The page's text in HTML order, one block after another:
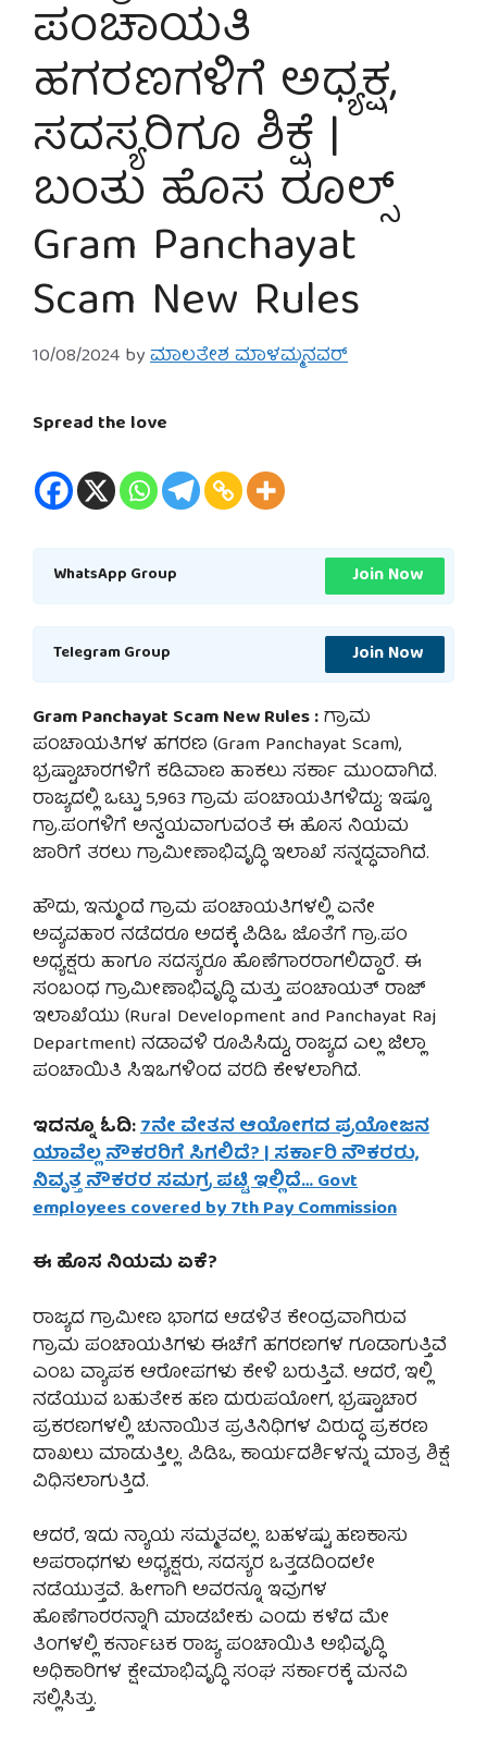
ಪಂಚಾಯತಿ
ಹಗರಣಗಳಿಗೆ ಅಧ್ಯಕ್ಷ,
ಸದಸ್ಯರಿಗೂ ಶಿಕ್ಷೆ |
ಬಂತು ಹೊಸ ರೂಲ್ಸ್
Gram Panchayat
Scam New Rules
10/08/2024 byಮಾಲತೇಶ ಮಾಳಮ್ಮನವರ್
Spread the love
WhatsApp Group Join Now
Telegram Group Join Now
Gram Panchayat Scam New Rules :ಗ್ರಾಮ
ಪಂಚಾಯತಿಗಳ ಹಗರಣ (Gram Panchayat Scam),
ಭ್ರಷ್ಟಾಚಾರಗಳಿಗೆ ಕಡಿವಾಣ ಹಾಕಲು ಸರ್ಕಾ ಮುಂದಾಗಿದೆ.
ರಾಜ್ಯದಲ್ಲಿ ಒಟ್ಟು 5,963 ಗ್ರಾಮ ಪಂಚಾಯತಿಗಳಿದ್ದು; ಇಷ್ಟೂ
ಗ್ರಾ.ಪಂಗಳಿಗೆ ಅನ್ವಯವಾಗುವಂತೆ ಈ ಹೊಸ ನಿಯಮ
ಜಾರಿಗೆ ತರಲು ಗ್ರಾಮೀಣಾಭಿವೃದ್ಧಿ ಇಲಾಖೆ ಸನ್ನದ್ಧವಾಗಿದೆ.
ಹೌದು, ಇನ್ಮುಂದೆ ಗ್ರಾಮ ಪಂಚಾಯತಿಗಳಲ್ಲಿ ಏನೇ
ಅವ್ಯವಹಾರ ನಡೆದರೂ ಅದಕ್ಕೆ ಪಿಡಿಒ ಜೊತೆಗೆ ಗ್ರಾ.ಪಂ
ಅಧ್ಯಕ್ಷರು ಹಾಗೂ ಸದಸ್ಯರೂ ಹೊಣೆಗಾರರಾಗಲಿದ್ದಾರೆ. ಈ
ಸಂಬಂಧ ಗ್ರಾಮೀಣಾಭಿವೃದ್ಧಿ ಮತ್ತು ಪಂಚಾಯತ್ ರಾಜ್
ಇಲಾಖೆಯು (Rural Development and Panchayat Raj
Department) ನಡಾವಳಿ ರೂಪಿಸಿದ್ದು, ರಾಜ್ಯದ ಎಲ್ಲ ಜಿಲ್ಲಾ
ಪಂಚಾಯಿತಿ ಸಿಇಒಗಳಿಂದ ವರದಿ ಕೇಳಲಾಗಿದೆ.
ಇದನ್ನೂ ಓದಿ:7ನೇ ವೇತನ ಆಯೋಗದ ಪ್ರಯೋಜನ
ಯಾವೆಲ್ಲ ನೌಕರರಿಗೆ ಸಿಗಲಿದೆ? | ಸರ್ಕಾರಿ ನೌಕರರು,
ನಿವೃತ್ತ ನೌಕರರ ಸಮಗ್ರ ಪಟ್ಟಿ ಇಲ್ಲಿದೆ… Govt
employees covered by 7th Pay Commission
ಈ ಹೊಸ ನಿಯಮ ಏಕೆ?
ರಾಜ್ಯದ ಗ್ರಾಮೀಣ ಭಾಗದ ಆಡಳಿತ ಕೇಂದ್ರವಾಗಿರುವ
ಗ್ರಾಮ ಪಂಚಾಯತಿಗಳು ಈಚೆಗೆ ಹಗರಣಗಳ ಗೂಡಾಗುತ್ತಿವೆ
ಎಂಬ ವ್ಯಾಪಕ ಆರೋಪಗಳು ಕೇಳಿ ಬರುತ್ತಿವೆ. ಆದರೆ, ಇಲ್ಲಿ
ನಡೆಯುವ ಬಹುತೇಕ ಹಣ ದುರುಪಯೋಗ, ಭ್ರಷ್ಟಾಚಾರ
ಪ್ರಕರಣಗಳಲ್ಲಿ ಚುನಾಯಿತ ಪ್ರತಿನಿಧಿಗಳ ವಿರುದ್ಧ ಪ್ರಕರಣ
ದಾಖಲು ಮಾಡುತ್ತಿಲ್ಲ. ಪಿಡಿಒ, ಕಾರ್ಯದರ್ಶಿಳನ್ನು ಮಾತ್ರ ಶಿಕ್ಷೆ
ವಿಧಿಸಲಾಗುತ್ತಿದೆ.
ಆದರೆ, ಇದು ನ್ಯಾಯ ಸಮ್ಮತವಲ್ಲ. ಬಹಳಷ್ಟು ಹಣಕಾಸು
ಅಪರಾಧಗಳು ಅಧ್ಯಕ್ಷರು, ಸದಸ್ಯರ ಒತ್ತಡದಿಂದಲೇ
ನಡೆಯುತ್ತವೆ. ಹೀಗಾಗಿ ಅವರನ್ನೂ ಇವುಗಳ
ಹೊಣೆಗಾರರನ್ನಾಗಿ ಮಾಡಬೇಕು ಎಂದು ಕಳೆದ ಮೇ
ತಿಂಗಳಲ್ಲಿ ಕರ್ನಾಟಕ ರಾಜ್ಯ ಪಂಚಾಯಿತಿ ಅಭಿವೃದ್ಧಿ
ಅಧಿಕಾರಿಗಳ ಕ್ಷೇಮಾಭಿವೃದ್ಧಿ ಸಂಘ ಸರ್ಕಾರಕ್ಕೆ ಮನವಿ
ಸಲ್ಲಿಸಿತ್ತು.